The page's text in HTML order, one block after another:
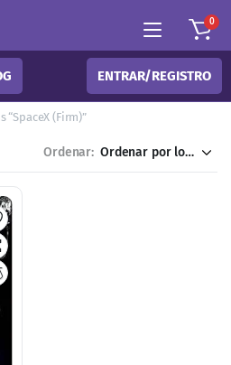
0
ENTRAR/REGISTRO
(Firm)”
Ordenar: